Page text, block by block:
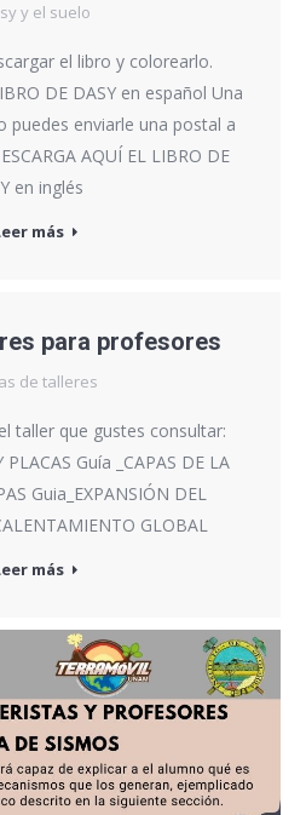
y el suelo
el libro y colorearlo.
DE DASY en español Una
puedes enviarle una postal a
AQUÍ EL LIBRO DE
en inglés
más
para profesores
de talleres
taller que gustes consultar:
PLACAS Guía _CAPAS DE LA
Guia_EXPANSIÓN DEL
GLOBAL
más